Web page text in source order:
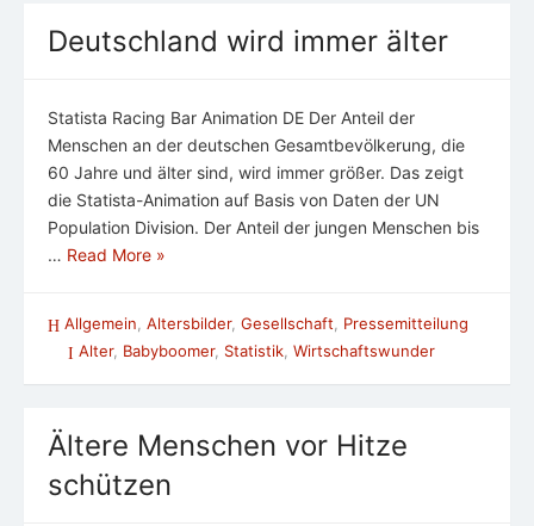
Deutschland wird immer älter
Statista Racing Bar Animation DE Der Anteil der
Menschen an der deutschen Gesamtbevölkerung, die
60 Jahre und älter sind, wird immer größer. Das zeigt
die Statista-Animation auf Basis von Daten der UN
Population Division. Der Anteil der jungen Menschen bis
… Read More »
Allgemein Altersbilder, Gesellschaft
Pressemitteilung
Alter, Babyboomer, Statistik Wirtschaftswunder
Ältere Menschen vor Hitze
schützen